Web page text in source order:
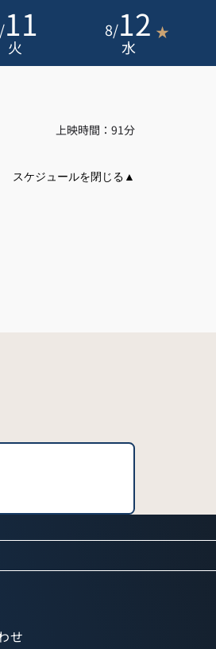
/11
火
8/12 ★
水
上映時間：91分
せ